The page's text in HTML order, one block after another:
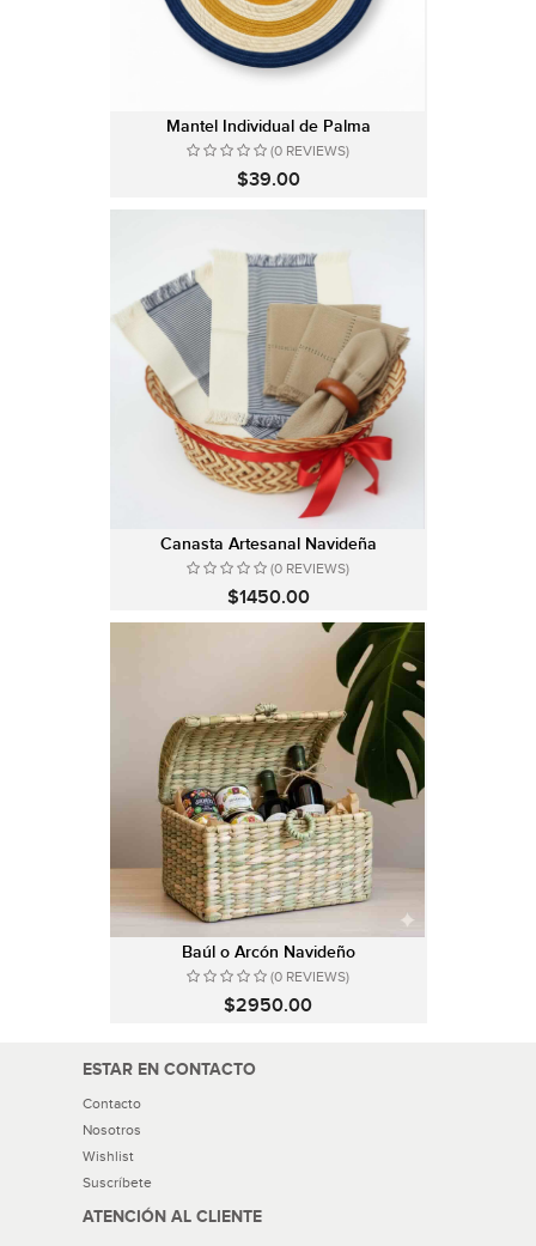
Mantel Individual de Palma
(0 REVIEWS)
$39.00
Canasta Artesanal Navideña
(0 REVIEWS)
$1450.00
Baúl o Arcón Navideño
(0 REVIEWS)
$2950.00
ESTAR EN CONTACTO
Contacto
Nosotros
Wishlist
Suscríbete
ATENCIÓN AL CLIENTE